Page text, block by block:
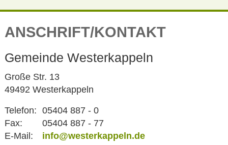
ANSCHRIFT/KONTAKT
Gemeinde Westerkappeln
Große Str. 13
49492 Westerkappeln
Telefon: 05404 887 - 0
Fax:
05404 887 - 77
E-Mail:
info@westerkappeln.de